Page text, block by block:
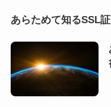
あらためて知るSSL